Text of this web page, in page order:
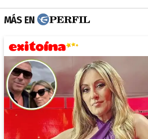
MÁS EN